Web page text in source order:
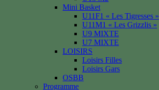
Mini Basket
U11F1 « Les Tigresses »
U11M1 « Les Grizzlis »
U9 MIXTE
U7 MIXTE
LOISIRS
Loisirs Filles
Loisirs Gars
OSBB
Programme